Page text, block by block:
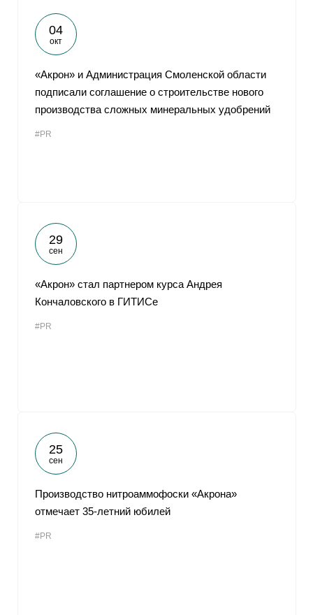
04
окт
«Акрон» и Администрация Смоленской области
подписали соглашение о строительстве нового
производства сложных минеральных удобрений
#PR
29
сен
«Акрон» стал партнером курса Андрея
Кончаловского в ГИТИСе
#PR
25
сен
Производство нитроаммофоски «Акрона»
отмечает 35-летний юбилей
#PR